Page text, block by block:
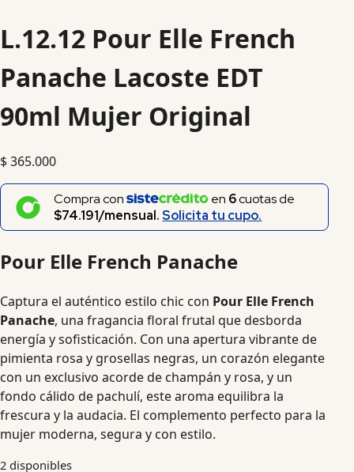
L.12.12 Pour Elle French
Panache Lacoste EDT
90ml Mujer Original
$365.000
Compra con en 6cuotas de
$74.191/mensual.Solicita tu cupo.
Pour Elle French Panache
Captura el auténtico estilo chic con Pour Elle French
Panache, una fragancia floral frutal que desborda
energía y sofisticación. Con una apertura vibrante de
pimienta rosa y grosellas negras, un corazón elegante
con un exclusivo acorde de champán y rosa, y un
fondo cálido de pachulí, este aroma equilibra la
frescura y la audacia. El complemento perfecto para la
mujer moderna, segura y con estilo.
2 disponibles